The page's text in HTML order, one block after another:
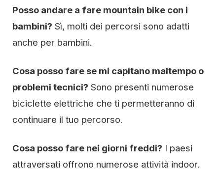
Posso andare a fare mountain bike con i
bambini? Sì, molti dei percorsi sono adatti
anche per bambini.
Cosa posso fare se mi capitano maltempo o
problemi tecnici? Sono presenti numerose
biciclette elettriche che ti permetteranno di
continuare il tuo percorso.
Cosa posso fare nei giorni freddi? I paesi
attraversati offrono numerose attività indoor.